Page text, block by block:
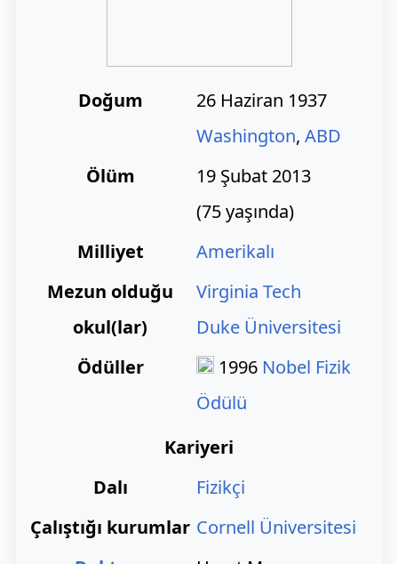
Doğum
26 Haziran 1937
Washington, ABD
Ölüm
19 Şubat 2013
(75 yaşında)
Milliyet
Amerikalı
Mezun olduğu
okul(lar)
Virginia Tech
Duke Üniversitesi
Ödüller
1996 Nobel Fizik
Ödülü
Kariyeri
Dalı
Fizikçi
Çalıştığı kurumlar Cornell Üniversitesi